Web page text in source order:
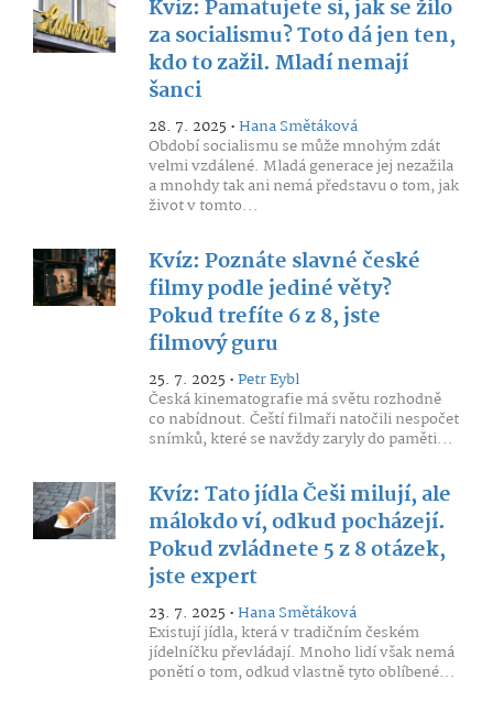
Kvíz: Pamatujete si, jak se žilo
za socialismu? Toto dá jen ten,
kdo to zažil. Mladí nemají
šanci
28. 7. 2025 •Hana Smětáková
Období socialismu se může mnohým zdát
velmi vzdálené. Mladá generace jej nezažila
a mnohdy tak ani nemá představu o tom, jak
život v tomto...
Kvíz: Poznáte slavné české
filmy podle jediné věty?
Pokud trefíte 6 z 8, jste
filmový guru
25. 7. 2025 •Petr Eybl
Česká kinematografie má světu rozhodně
co nabídnout. Čeští filmaři natočili nespočet
snímků, které se navždy zaryly do paměti...
Kvíz: Tato jídla Češi milují, ale
málokdo ví, odkud pocházejí.
Pokud zvládnete 5 z 8 otázek,
jste expert
23. 7. 2025 •Hana Smětáková
Existují jídla, která v tradičním českém
jídelníčku převládají. Mnoho lidí však nemá
ponětí o tom, odkud vlastně tyto oblíbené...